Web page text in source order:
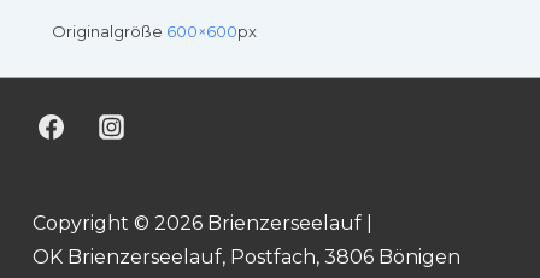
Originalgröße 600×600px
Copyright © 2026 Brienzerseelauf |
OK Brienzerseelauf, Postfach, 3806 Bönigen